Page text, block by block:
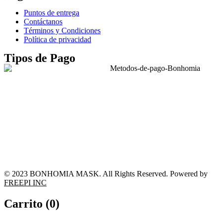
Puntos de entrega
Contáctanos
Términos y Condiciones
Política de privacidad
Tipos de Pago
© 2023 BONHOMIA MASK. All Rights Reserved. Powered by
FREEPI INC
Carrito (0)